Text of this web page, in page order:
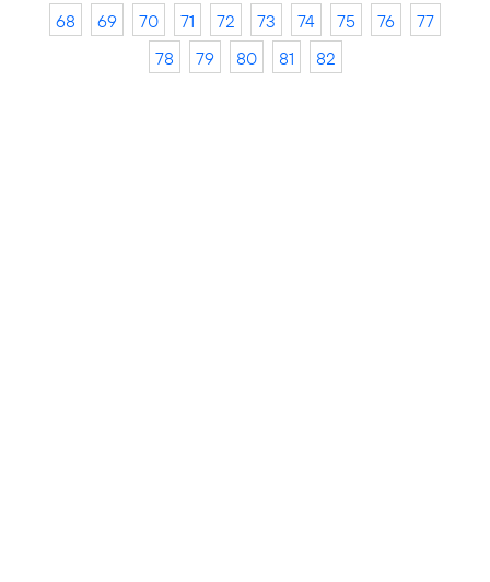
68
69 70 71 72 73 74 75 76
77
78
79 80 81 82